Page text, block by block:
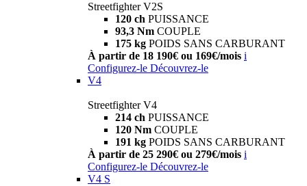
Streetfighter V2S
120 ch PUISSANCE
93,3 Nm COUPLE
175 kg POIDS SANS CARBURANT
À partir de 18 190€ ou 169€/mois i
Configurez-le Découvrez-le
V4
Streetfighter V4
214 ch PUISSANCE
120 Nm COUPLE
191 kg POIDS SANS CARBURANT
À partir de 25 290€ ou 279€/mois i
Configurez-le Découvrez-le
V4 S